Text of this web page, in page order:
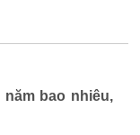
năm bao nhiêu,